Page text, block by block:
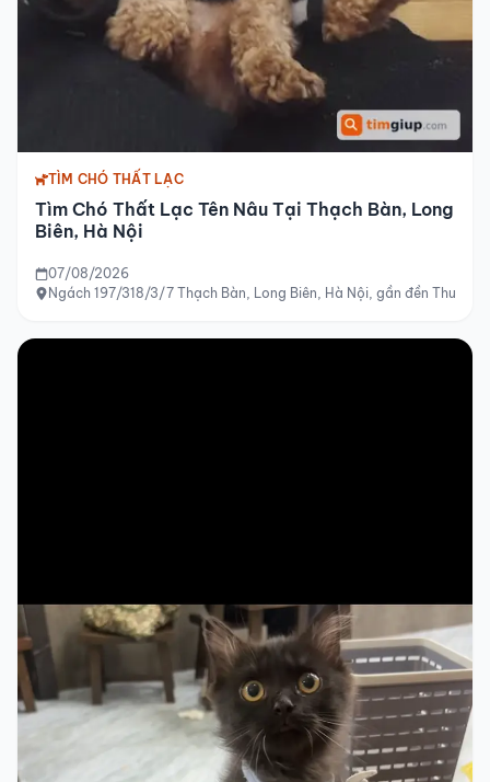
TÌM CHÓ THẤT LẠC
Tìm Chó Thất Lạc Tên Nâu Tại Thạch Bàn, Long
Biên, Hà Nội
07/08/2026
Ngách 197/318/3/7 Thạch Bàn, Long Biên, Hà Nội, gần đền Thượng